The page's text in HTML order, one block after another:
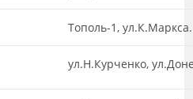
Тополь-1, ул.К.Маркса.
ул.Н.Курченко,